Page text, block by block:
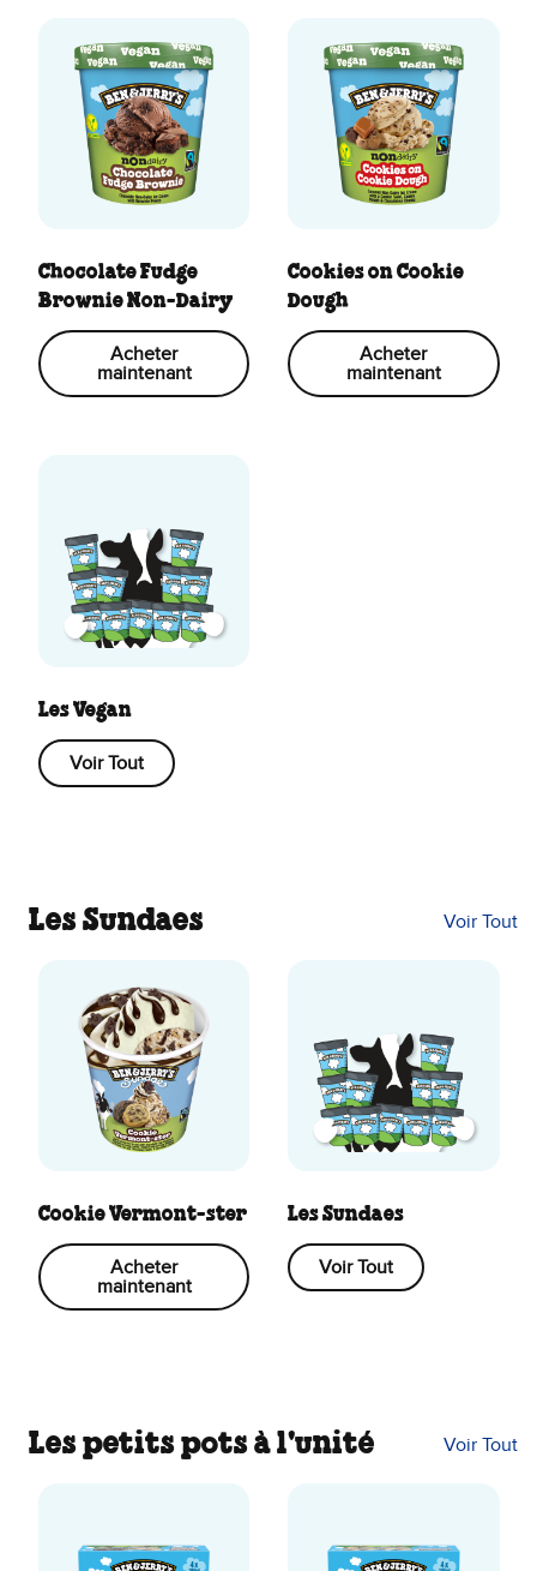
Chocolate Fudge
Brownie Non-Dairy
Acheter
maintenant
Cookies on Cookie
Dough
Acheter
maintenant
Les Vegan
Voir Tout
Les Sundaes Voir Tout
Cookie Vermont-ster
Acheter
maintenant
Les Sundaes
Voir Tout
Les petits pots à l'unité Voir Tout